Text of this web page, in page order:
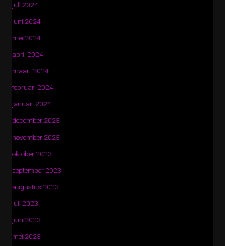
juli 2024
juni 2024
mei 2024
april 2024
maart 2024
februari 2024
januari 2024
december 2023
november 2023
oktober 2023
september 2023
augustus 2023
juli 2023
juni 2023
mei 2023